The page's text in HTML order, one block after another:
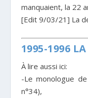
manquaient, la 22
[Edit 9/03/21] La
1995-1996
À lire aussi ici:
-Le monologue
n°34),